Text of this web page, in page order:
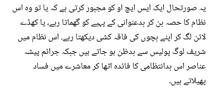
یہ صورتحال ایک ایس ایچ او کو مجبور کرتی ہے کہ یا تو وہ اس
نظام کا حصہ بن کر بدعنوانی کے پہیے کو گھماتا رہے، یا کھڈے
لائن لگ کر اپنے بچوں کی فاقہ کشی دیکھتا رہے۔ اس نظام میں
شریف لوگ پولیس سے بدظن ہو جاتے ہیں جبکہ جرائم پیشہ
عناصر اس بدانتظامی کا فائدہ اٹھا کر معاشرے میں فساد
پھیلاتے ہیں۔